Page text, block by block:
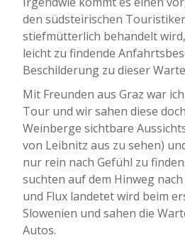
den südsteirischen
stiefmütterlich behandelt
leicht zu findende
Beschilderung zu dieser
Mit Freunden aus Graz war
Tour und wir sahen diese
Weinberge sichtbare
von Leibnitz aus zu sehen)
nur rein nach Gefühl zu
suchten auf dem Hinweg
und Flux landetet wird beim
Slowenien und sahen die
Autos.